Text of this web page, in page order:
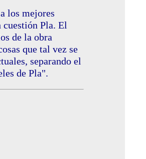
los mejores
cuestión Pla. El
de la obra
que tal vez se
separando el
de Pla".